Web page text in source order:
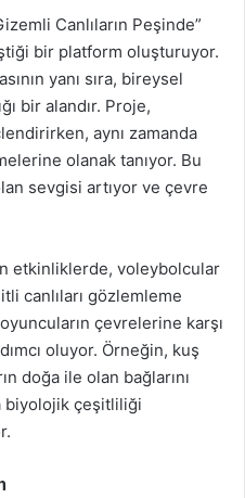
Canlıların Peşinde”
bir platform oluşturuyor.
yanı sıra, bireysel
bir alandır. Proje,
aynı zamanda
olanak tanıyor. Bu
sevgisi artıyor ve çevre
etkinliklerde, voleybolcular
canlıları gözlemleme
çevrelerine karşı
oluyor. Örneğin, kuş
doğa ile olan bağlarını
biyolojik çeşitliliği